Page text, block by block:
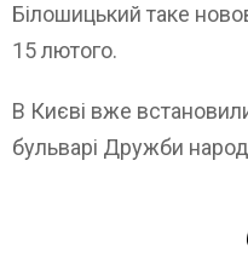
Білошицький таке
15 лютого.
В Києві вже
бульварі Дружби